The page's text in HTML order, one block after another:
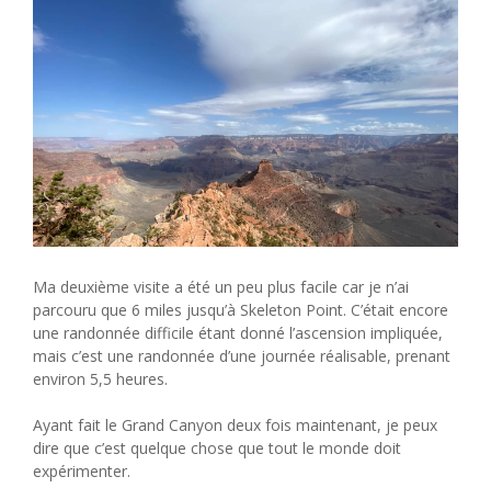
Ma deuxième visite a été un peu plus facile car je n’ai
parcouru que 6 miles jusqu’à Skeleton Point. C’était encore
une randonnée difficile étant donné l’ascension impliquée,
mais c’est une randonnée d’une journée réalisable, prenant
environ 5,5 heures.
Ayant fait le Grand Canyon deux fois maintenant, je peux
dire que c’est quelque chose que tout le monde doit
expérimenter.